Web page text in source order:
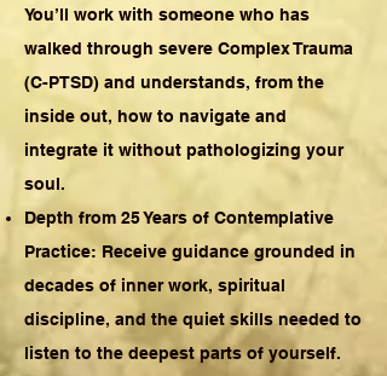
You’ll work with someone who has
walked through severe Complex Trauma
(C-PTSD) and understands, from the
inside out, how to navigate and
integrate it without pathologizing your
soul.
Depth from 25 Years of Contemplative
Practice: Receive guidance grounded in
decades of inner work, spiritual
discipline, and the quiet skills needed to
listen to the deepest parts of yourself.